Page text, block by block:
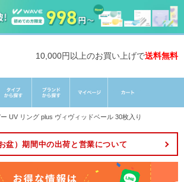
10,000円以上のお買い上げで送料無料
UV リング plus ヴィヴィッドベール 30枚入り
盆）期間中の出荷と営業について